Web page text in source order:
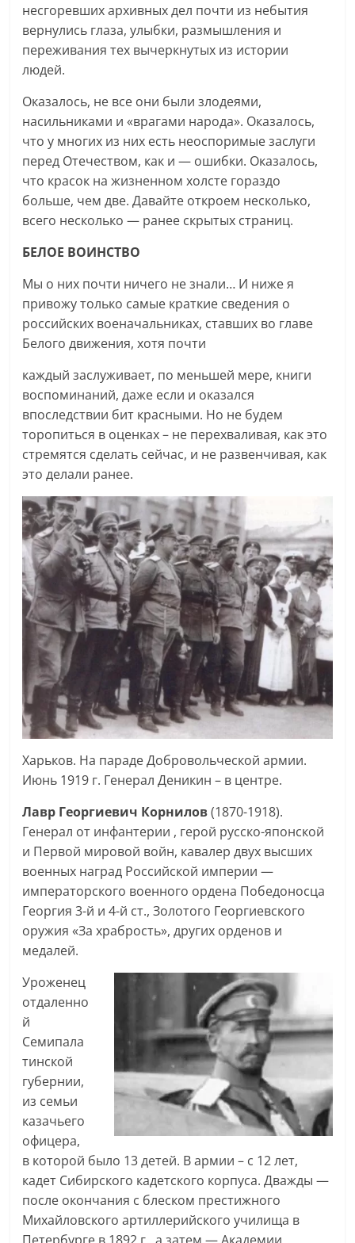
несгоревших архивных дел почти из небытия
вернулись глаза, улыбки, размышления и
переживания тех вычеркнутых из истории
людей.
Оказалось, не все они были злодеями,
насильниками и «врагами народа». Оказалось,
что у многих из них есть неоспоримые заслуги
перед Отечеством, как и — ошибки. Оказалось,
что красок на жизненном холсте гораздо
больше, чем две. Давайте откроем несколько,
всего несколько — ранее скрытых страниц.
БЕЛОЕ ВОИНСТВО
Мы о них почти ничего не знали… И ниже я
привожу только самые краткие сведения о
российских военачальниках, ставших во главе
Белого движения, хотя почти
каждый заслуживает, по меньшей мере, книги
воспоминаний, даже если и оказался
впоследствии бит красными. Но не будем
торопиться в оценках – не перехваливая, как это
стремятся сделать сейчас, и не развенчивая, как
это делали ранее.
Харьков. На параде Добровольческой армии.
Июнь 1919 г. Генерал Деникин – в центре.
Лавр Георгиевич Корнилов(1870-1918).
Генерал от инфантерии , герой русско-японской
и Первой мировой войн, кавалер двух высших
военных наград Российской империи —
императорского военного ордена Победоносца
Георгия 3-й и 4-й ст., Золотого Георгиевского
оружия «За храбрость», других орденов и
медалей.
Уроженец
отдаленно
й
Семипала
тинской
губернии,
из семьи
казачьего
офицера,
в которой было 13 детей. В армии – с 12 лет,
кадет Сибирского кадетского корпуса. Дважды —
после окончания с блеском престижного
Михайловского артиллерийского училища в